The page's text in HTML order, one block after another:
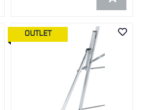
OUTLET